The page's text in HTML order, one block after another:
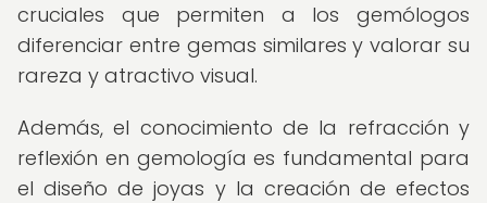
cruciales que permiten a los gemólogos
diferenciar entre gemas similares y valorar su
rareza y atractivo visual.
Además, el conocimiento de la refracción y
reflexión en gemología es fundamental para
el diseño de joyas y la creación de efectos